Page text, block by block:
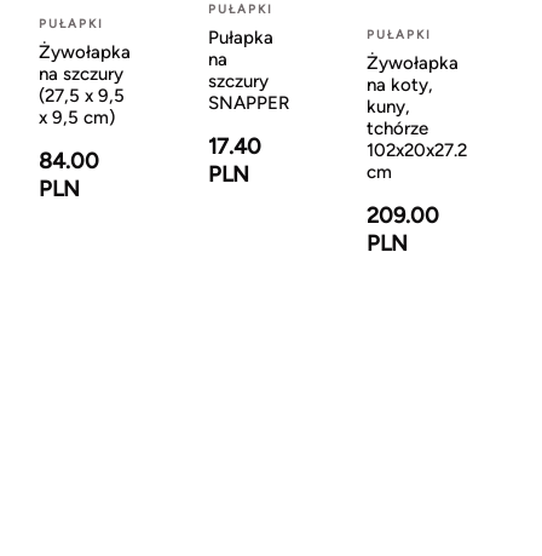
PUŁAPKI
Żywołapka
na szczury
(27,5 x 9,5
x 9,5 cm)
84.00
PLN
PUŁAPKI
Pułapka
na
szczury
SNAPPER
17.40
PLN
PUŁAPKI
Żywołapka
na koty,
kuny,
tchórze
102x20x27.2
cm
209.00
PLN